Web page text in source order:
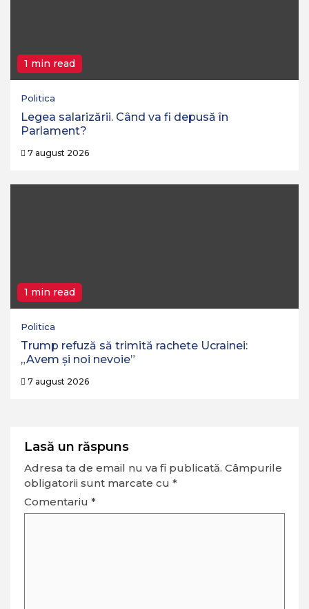
1 min read
Politica
Legea salarizării. Când va fi depusă în
Parlament?
7 august 2026
1 min read
Politica
Trump refuză să trimită rachete Ucrainei:
„Avem și noi nevoie”
7 august 2026
Lasă un răspuns
Adresa ta de email nu va fi publicată. Câmpurile
obligatorii sunt marcate cu *
Comentariu *